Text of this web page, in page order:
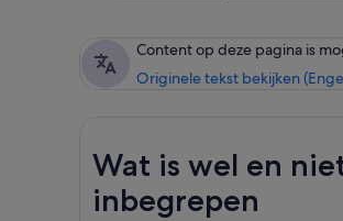
Content op deze pagina is
Originele tekst bekijken
Wat is wel en
inbegrepen